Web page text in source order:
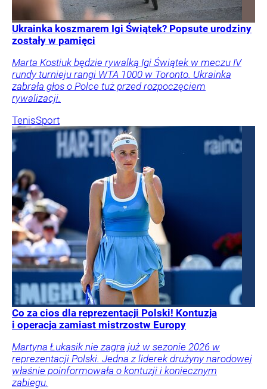
Ukrainka koszmarem Igi Świątek? Popsute urodziny
zostały w pamięci
Marta Kostiuk będzie rywalką Igi Świątek w meczu IV
rundy turnieju rangi WTA 1000 w Toronto. Ukrainka
zabrała głos o Polce tuż przed rozpoczęciem
rywalizacji.
TenisSport
Co za cios dla reprezentacji Polski! Kontuzja
i operacja zamiast mistrzostw Europy
Martyna Łukasik nie zagra już w sezonie 2026 w
reprezentacji Polski. Jedna z liderek drużyny narodowej
właśnie poinformowała o kontuzji i koniecznym
zabiegu.